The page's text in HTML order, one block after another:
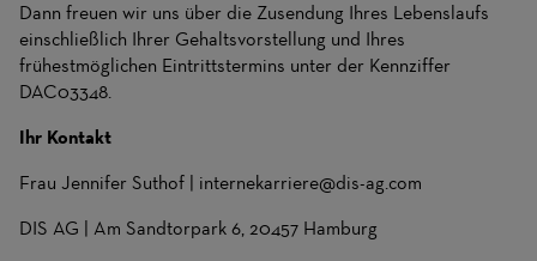
Dann freuen wir uns über die Zusendung Ihres Lebenslaufs
einschließlich Ihrer Gehaltsvorstellung und Ihres
frühestmöglichen Eintrittstermins unter der Kennziffer
DAC03348.
Ihr Kontakt
Frau Jennifer Suthof | internekarriere@dis-ag.com
DIS AG | Am Sandtorpark 6, 20457 Hamburg